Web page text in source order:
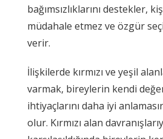
bağımsızlıklarını destekler,
müdahale etmez ve özgür
verir.
İlişkilerde kırmızı ve yeşil
varmak, bireylerin kendi
ihtiyaçlarını daha iyi
olur. Kırmızı alan